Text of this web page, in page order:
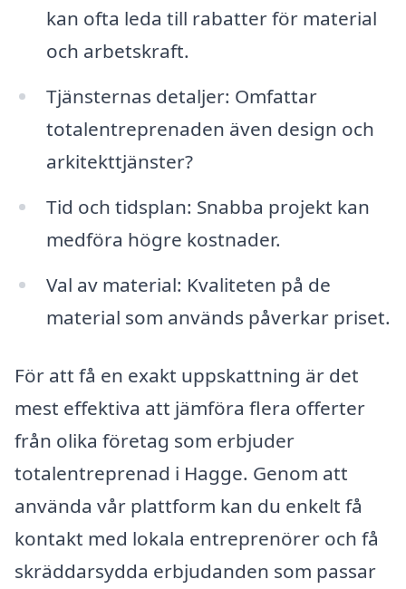
kan ofta leda till rabatter för material
och arbetskraft.
Tjänsternas detaljer: Omfattar
totalentreprenaden även design och
arkitekttjänster?
Tid och tidsplan: Snabba projekt kan
medföra högre kostnader.
Val av material: Kvaliteten på de
material som används påverkar priset.
För att få en exakt uppskattning är det
mest effektiva att jämföra flera offerter
från olika företag som erbjuder
totalentreprenad i Hagge. Genom att
använda vår plattform kan du enkelt få
kontakt med lokala entreprenörer och få
skräddarsydda erbjudanden som passar